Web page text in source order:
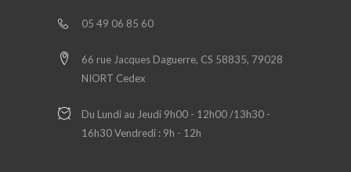
05 49 06 85 60
66 rue Jacques Daguerre, CS 58835, 79028
NIORT Cedex
Du Lundi au Jeudi 9h00 - 12h00 /13h30 -
16h30 Vendredi : 9h - 12h